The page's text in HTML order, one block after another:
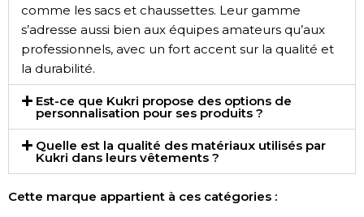
comme les sacs et chaussettes. Leur gamme
s’adresse aussi bien aux équipes amateurs qu’aux
professionnels, avec un fort accent sur la qualité et
la durabilité.
Est-ce que Kukri propose des options de
personnalisation pour ses produits ?
Quelle est la qualité des matériaux utilisés par
Kukri dans leurs vêtements ?
Cette marque appartient à ces catégories :